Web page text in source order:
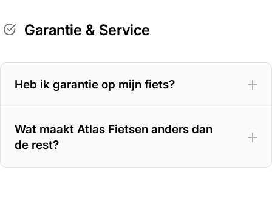
Garantie & Service
Heb ik garantie op mijn fiets?
Wat maakt Atlas Fietsen anders dan
de rest?